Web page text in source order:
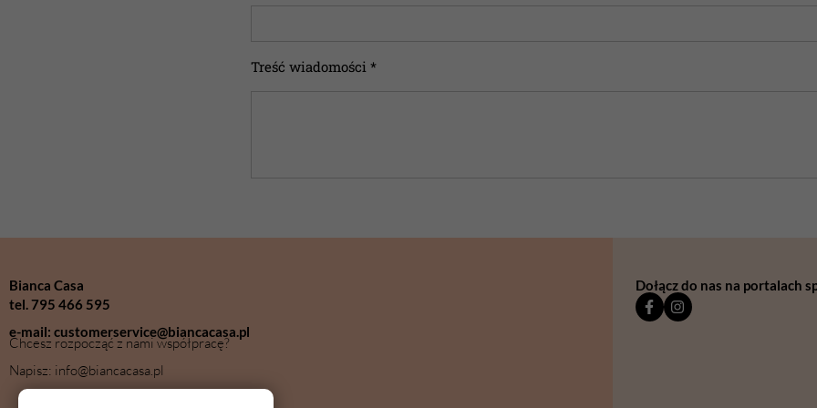
Treść wiadomości *
Bianca Casa
tel. 795 466 595
e-mail: customerservice@biancacasa.pl
Chcesz rozpocząć z nami współpracę?
Napisz: info@biancacasa.pl
Dołącz do nas na portalach